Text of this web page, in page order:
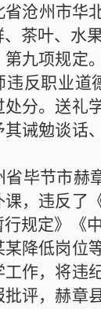
省沧州市华
茶叶、水
九项规定
违反职业道
处分。送礼
其诫勉谈话
省毕节市赫
，违反了
规定》《
某降低岗位
工作，将违
批评，赫章